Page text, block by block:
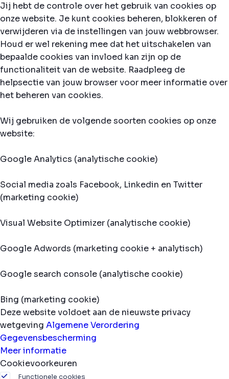
Jij hebt de controle over het gebruik van cookies op
onze website. Je kunt cookies beheren, blokkeren of
verwijderen via de instellingen van jouw webbrowser.
Houd er wel rekening mee dat het uitschakelen van
bepaalde cookies van invloed kan zijn op de
functionaliteit van de website. Raadpleeg de
helpsectie van jouw browser voor meer informatie over
het beheren van cookies.
Wij gebruiken de volgende soorten cookies op onze
website:
Google Analytics (analytische cookie)
Social media zoals Facebook, Linkedin en Twitter
(marketing cookie)
Visual Website Optimizer (analytische cookie)
Google Adwords (marketing cookie + analytisch)
Google search console (analytische cookie)
Bing (marketing cookie)
Deze website voldoet aan de nieuwste privacy
wetgeving Algemene Verordering
Gegevensbescherming
Meer informatie
Cookievoorkeuren
Functionele cookies